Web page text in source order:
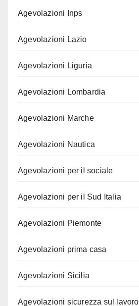
Agevolazioni Inps
Agevolazioni Lazio
Agevolazioni Liguria
Agevolazioni Lombardia
Agevolazioni Marche
Agevolazioni Nautica
Agevolazioni per il sociale
Agevolazioni per il Sud Italia
Agevolazioni Piemonte
Agevolazioni prima casa
Agevolazioni Sicilia
Agevolazioni sicurezza sul lavoro